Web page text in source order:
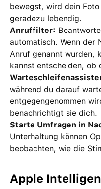
bewegst, wird dein
geradezu lebendig.
Anruffilter:
automatisch. Wenn der
Anruf genannt wurden,
kannst entscheiden, ob
während du darauf
entgegengenommen
benachrichtigt sie dich.
Starte Umfragen in
Unterhaltung können
beobachten, wie die
Apple